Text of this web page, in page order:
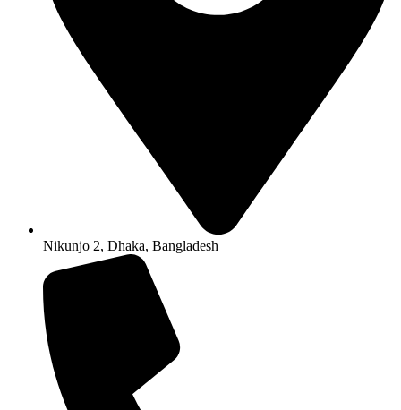
Nikunjo 2, Dhaka, Bangladesh